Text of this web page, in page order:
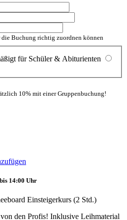
Buchung richtig zuordnen können
für Schüler & Abiturienten
10% mit einer Gruppenbuchung!
14:00 Uhr
Einsteigerkurs (2 Std.)
den Profis! Inklusive Leihmaterial